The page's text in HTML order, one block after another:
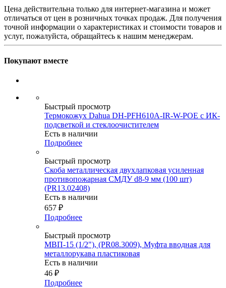
Цена действительна только для интернет-магазина и может
отличаться от цен в розничных точках продаж. Для получения
точной информации о характеристиках и стоимости товаров и
услуг, пожалуйста, обращайтесь к нашим менеджерам.
Покупают вместе
Быстрый просмотр
Термокожух Dahua DH-PFH610A-IR-W-POE с ИК-
подсветкой и стеклоочистителем
Есть в наличии
Подробнее
Быстрый просмотр
Скоба металлическая двухлапковая усиленная
противопожарная СМДУ d8-9 мм (100 шт)
(PR13.02408)
Есть в наличии
657 ₽
Подробнее
Быстрый просмотр
МВП-15 (1/2"), (PR08.3009), Муфта вводная для
металлорукава пластиковая
Есть в наличии
46 ₽
Подробнее